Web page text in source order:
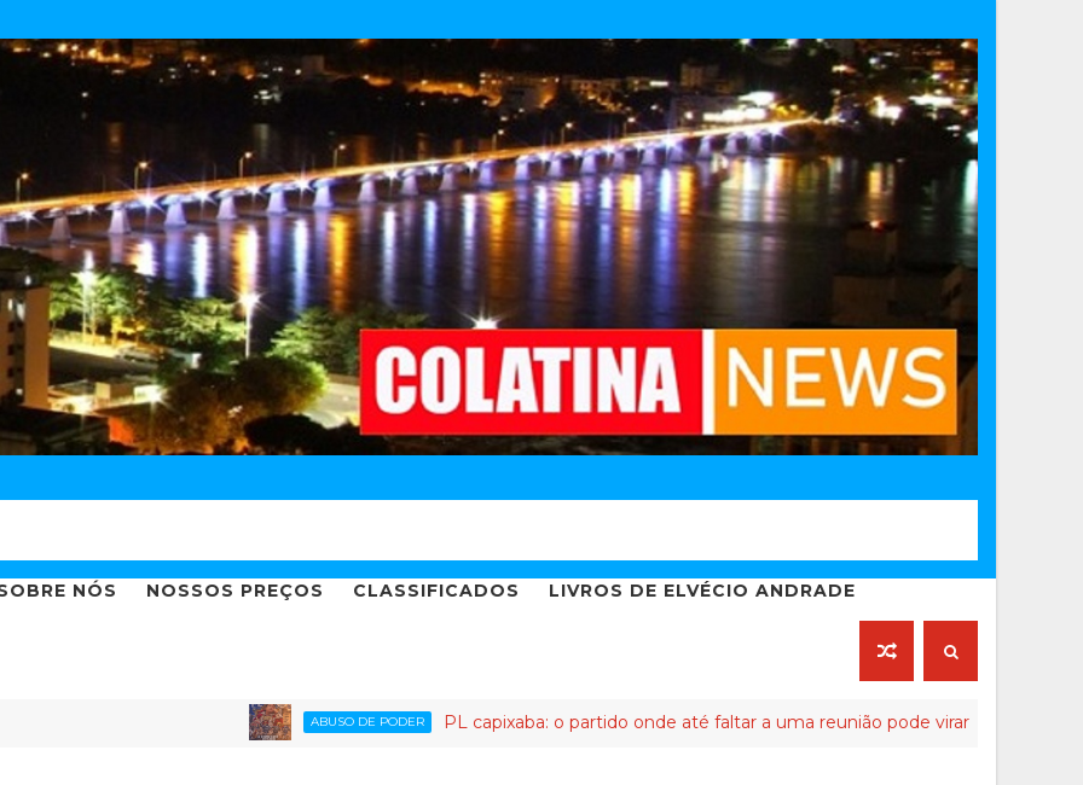
NÓS NOSSOS PREÇOS CLASSIFICADOS LIVROS DE ELVÉCIO ANDRADE
ABUSO DE PODER PL capixaba: o partido onde até faltar a uma reunião pode virar crime de lesa-Malta